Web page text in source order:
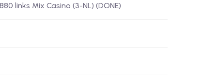
880 links Mix Casino (3-NL) (DONE)